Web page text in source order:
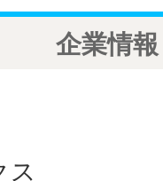
企業情報
ス